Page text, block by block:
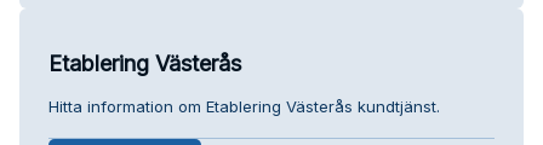
Etablering Västerås
Hitta information om Etablering Västerås kundtjänst.